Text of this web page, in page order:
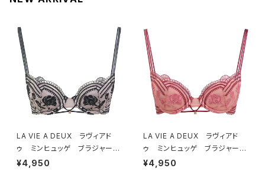
LA VIE A DEUX ラヴィアド
ゥ ミンヒュッゲ ブラジャー
（ブラック）BRA BLACK 2249
¥4,950
LA VIE A DEUX ラヴィアド
ゥ ミンヒュッゲ ブラジャー
（ヒュッゲオレンジ）BRA HYGG
¥4,950